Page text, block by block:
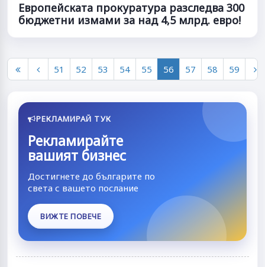
Европейската прокуратура разследва 300
бюджетни измами за над 4,5 млрд. евро!
51 52 53 54 55 56 57 58 59
РЕКЛАМИРАЙ ТУК
Рекламирайте
вашият бизнес
Достигнете до българите по
света с вашето послание
ВИЖТЕ ПОВЕЧЕ